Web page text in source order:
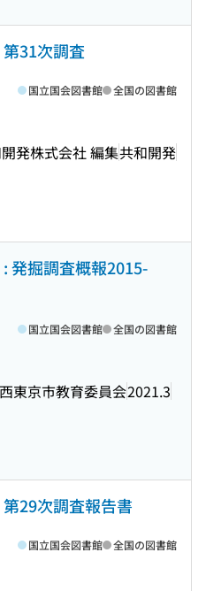
31次調査
発株式会社 編集共和開発
国立国会図書館 全国の図書館
発掘調査概報2015-
西東京市教育委員会2021.3
国立国会図書館 全国の図書館
29次調査報告書
国立国会図書館 全国の図書館